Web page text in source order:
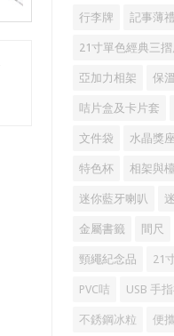
行李牌 記事薄
21寸單色經典三
亞加力相架 保
咭片盒及卡片套
文件袋 水晶獎
特色杯 相架與
迷你藍牙喇叭
金屬書籤 間尺
頸繩紀念品 21
PVC咭 USB 手
不銹鋼冰粒 便